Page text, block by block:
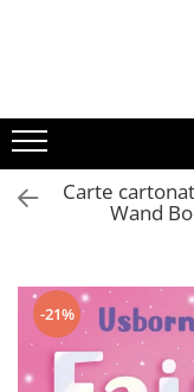
Carte
Wand
-21%